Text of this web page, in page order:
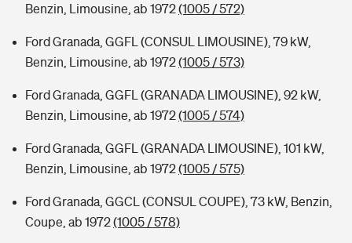
Benzin, Limousine, ab 1972(1005 / 572)
Ford Granada, GGFL (CONSUL LIMOUSINE), 79 kW,
Benzin, Limousine, ab 1972(1005 / 573)
Ford Granada, GGFL (GRANADA LIMOUSINE), 92 kW,
Benzin, Limousine, ab 1972(1005 / 574)
Ford Granada, GGFL (GRANADA LIMOUSINE), 101 kW,
Benzin, Limousine, ab 1972(1005 / 575)
Ford Granada, GGCL (CONSUL COUPE), 73 kW, Benzin,
Coupe, ab 1972(1005 / 578)